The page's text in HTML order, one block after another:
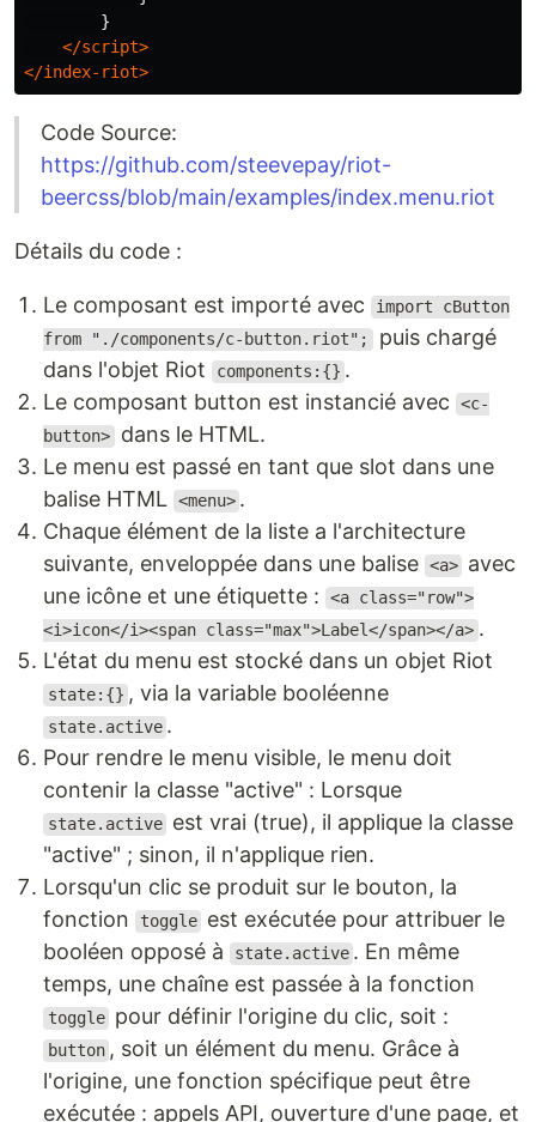
}
</script>
</index-riot>
Code Source:
https://github.com/steevepay/riot-
beercss/blob/main/examples/index.menu.riot
Détails du code :
Le composant est importé avec
import cButton
from "./components/c-button.riot"; puis chargé
dans l'objet Riot
components:{} .
Le composant button est instancié avec
<c-
button> dans le HTML.
Le menu est passé en tant que slot dans une
balise HTML <menu> .
Chaque élément de la liste a l'architecture
suivante, enveloppée dans une balise <a> avec
une icône et une étiquette :
<a class="row">
<i>icon</i><span class="max">Label</span></a> .
L'état du menu est stocké dans un objet Riot
state:{} , via la variable booléenne
state.active .
Pour rendre le menu visible, le menu doit
contenir la classe "active" : Lorsque
state.active est vrai (true), il applique la classe
"active" ; sinon, il n'applique rien.
Lorsqu'un clic se produit sur le bouton, la
fonction
toggle est exécutée pour attribuer le
booléen opposé à
state.active . En même
temps, une chaîne est passée à la fonction
toggle pour définir l'origine du clic, soit :
button , soit un élément du menu. Grâce à
l'origine, une fonction spécifique peut être
exécutée : appels API, ouverture d'une page, et